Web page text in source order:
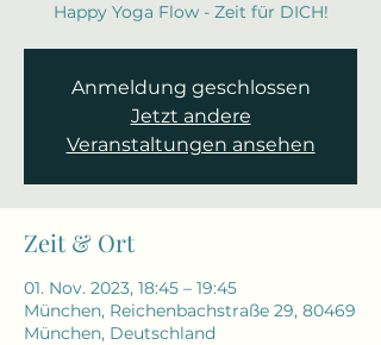
Happy Yoga Flow - Zeit für DICH!
Anmeldung geschlossen
Jetzt andere
Veranstaltungen ansehen
Zeit & Ort
01. Nov. 2023, 18:45 – 19:45
München, Reichenbachstraße 29, 80469
München, Deutschland